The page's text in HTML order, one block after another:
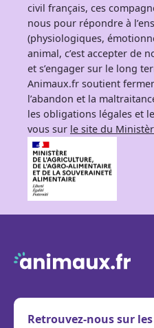
civil français, ces
nous pour répondre à
(physiologiques,
animal, c’est accepter de
et s’engager sur le long
Animaux.fr soutient
l’abandon et la
les obligations légales et
vous sur le site du
Retrouvez-nous sur